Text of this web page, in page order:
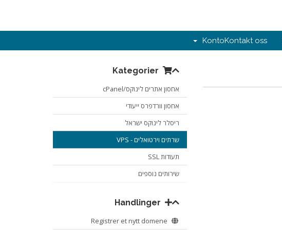
Kontakt oss
Konto
Kategorier
אחסון אתרים לינוקס/cPanel
אחסון וורדפרס ייעודי
ריסלר לינוקס ישראל
שרתים וירטואלים - VPS
תעודות SSL
שירותים נוספים